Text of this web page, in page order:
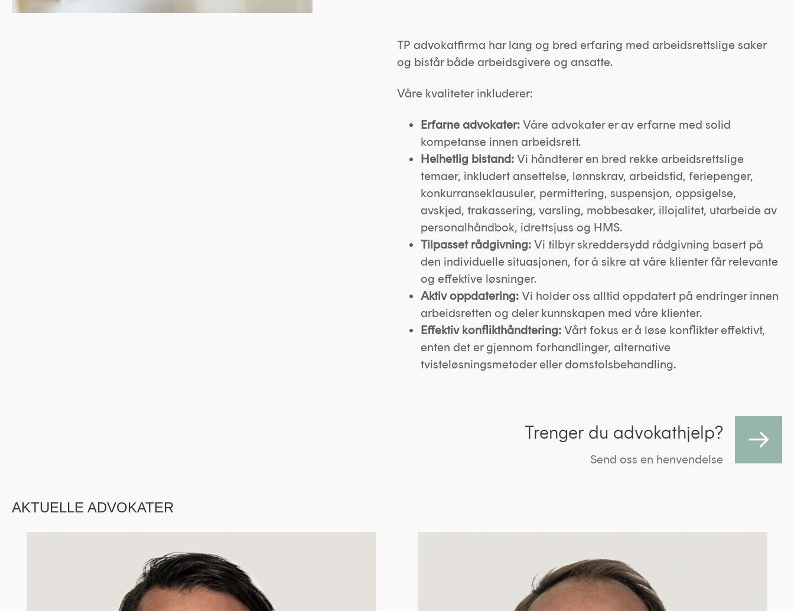
TP advokatfirma har lang og bred erfaring med arbeidsrettslige saker
og bistår både arbeidsgivere og ansatte.
Våre kvaliteter inkluderer:
Erfarne advokater: Våre advokater er av erfarne med solid
kompetanse innen arbeidsrett.
Helhetlig bistand: Vi håndterer en bred rekke arbeidsrettslige
temaer, inkludert ansettelse, lønnskrav, arbeidstid, feriepenger,
konkurranseklausuler, permittering, suspensjon, oppsigelse,
avskjed, trakassering, varsling, mobbesaker, illojalitet, utarbeide av
personalhåndbok, idrettsjuss og HMS.
Tilpasset rådgivning: Vi tilbyr skreddersydd rådgivning basert på
den individuelle situasjonen, for å sikre at våre klienter får relevante
og effektive løsninger.
Aktiv oppdatering: Vi holder oss alltid oppdatert på endringer innen
arbeidsretten og deler kunnskapen med våre klienter.
Effektiv konflikthåndtering: Vårt fokus er å løse konflikter effektivt,
enten det er gjennom forhandlinger, alternative
tvisteløsningsmetoder eller domstolsbehandling.
Trenger du advokathjelp?
Send oss en henvendelse
AKTUELLE ADVOKATER